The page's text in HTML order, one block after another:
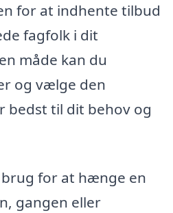
for at indhente tilbud
fagfolk i dit
måde kan du
og vælge den
bedst til dit behov og
for at hænge en
gangen eller